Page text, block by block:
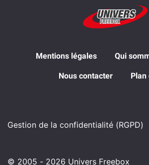
Mentions légales Qui
Nous contacter Plan
Gestion de la confidentialité (RGPD)
© 2005 - 2026 Univers Freebox